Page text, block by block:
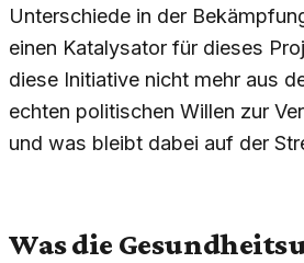
Unterschiede in der
einen Katalysator für dieses
diese Initiative nicht mehr aus
echten politischen Willen zur
und was bleibt dabei auf der
Was die